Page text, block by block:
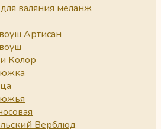
валяния меланж
Артисан
Колор
Верблюд